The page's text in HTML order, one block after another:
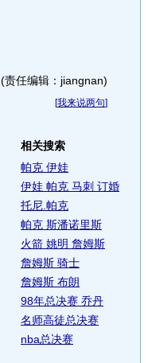
(责任编辑：jiangnan)
[我来说两句]
相关搜索
帕克 伊娃
伊娃 帕克 马刺 订婚
托尼.帕克
帕克 斯潘诺里斯
火箭 姚明 詹姆斯
詹姆斯 骑士
詹姆斯 布朗
98年总决赛 乔丹
名师高徒总决赛
nba总决赛